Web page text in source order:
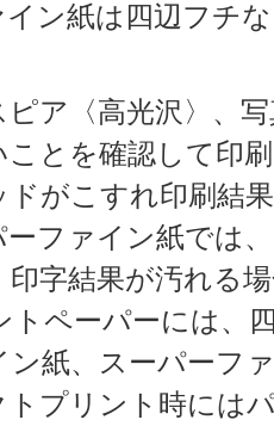
ン紙は四辺フチ
ア〈高光沢〉、
とを確認して印
ドがこすれ印刷結
ファイン紙では
字結果が汚れる
トペーパーには、
ン紙、スーパーフ
プリント時には